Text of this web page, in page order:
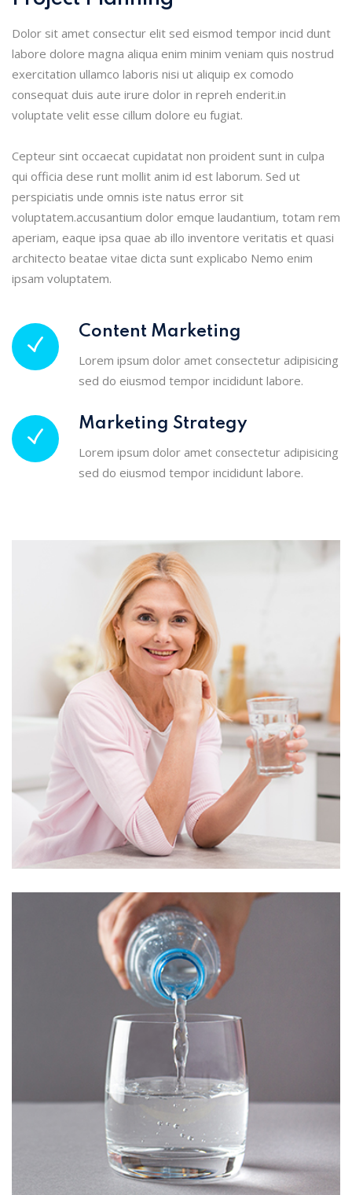
Dolor sit amet consectur elit sed eismod tempor incid dunt
labore dolore magna aliqua enim minim veniam quis nostrud
exercitation ullamco laboris nisi ut aliquip ex comodo
consequat duis aute irure dolor in repreh enderit.in
voluptate velit esse cillum dolore eu fugiat.
Cepteur sint occaecat cupidatat non proident sunt in culpa
qui officia dese runt mollit anim id est laborum. Sed ut
perspiciatis unde omnis iste natus error sit
voluptatem.accusantium dolor emque laudantium, totam rem
aperiam, eaque ipsa quae ab illo inventore veritatis et quasi
architecto beatae vitae dicta sunt explicabo Nemo enim
ipsam voluptatem.
Content Marketing
Lorem ipsum dolor amet consectetur adipisicing
sed do eiusmod tempor incididunt labore.
Marketing Strategy
Lorem ipsum dolor amet consectetur adipisicing
sed do eiusmod tempor incididunt labore.